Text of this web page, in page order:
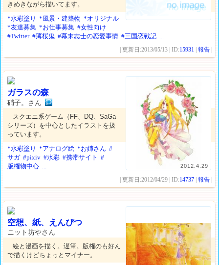
きめきながら描いてます。
*水彩塗り
*風景・建築物 *オリジナル
*友達募集 *お仕事募集 #女性向け
#Twitter #薄桜鬼 #幕末志士の恋愛事情 #三国恋戦記 ...
| 更新日:2013/05/13 | ID:15931 |報告
2012.4.29
ガラスの森
硝子。さん
スクエニ系ゲーム（FF、DQ、SaGa
シリーズ）を中心としたイラストを扱
っています。
*水彩塗り
*アナログ絵 *お姉さん #
サガ #pixiv #水彩 #携帯サイト
#
版権物中心 ...
| 更新日:2012/04/29 | ID:14737 |報告
空想、紙、えんぴつ
ニット坊やさん
絵と漫画を描く。遅筆。版権のも好ん
で描くけどちょっとマイナー。